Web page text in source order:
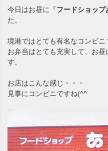
今日はお昼に『フードショップ
た。
境港ではとても有名なコンビニ
お弁当はとても充実して、お
す。
お店はこんな感じ・・・
見事にコンビニですね(^^ゞ